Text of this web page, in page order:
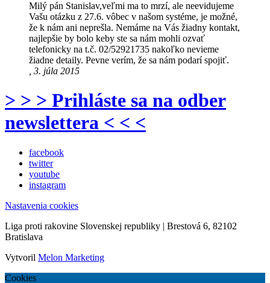
Milý pán Stanislav,veľmi ma to mrzí, ale neevidujeme
Vašu otázku z 27.6. vôbec v našom systéme, je možné,
že k nám ani neprešla. Nemáme na Vás žiadny kontakt,
najlepšie by bolo keby ste sa nám mohli ozvať
telefonicky na t.č. 02/52921735 nakoľko nevieme
žiadne detaily. Pevne verím, že sa nám podarí spojiť.
, 3. júla 2015
> > > Prihláste sa na odber
newslettera < < <
facebook
twitter
youtube
instagram
Nastavenia cookies
Liga proti rakovine Slovenskej republiky | Brestová 6, 82102
Bratislava
Vytvoril Melon Marketing
Cookies